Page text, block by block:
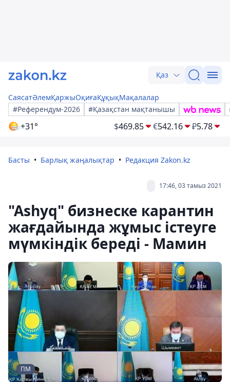
Қаз
СаясатӘлемҚаржыОқиғаҚұқықМақалалар
#Референдум-2026
#Қазақстан мақтанышы
+31° $469.85 €542.16 ₽5.78
Басты Барлық жаңалықтар Редакция Zakon.kz
17:46, 03 тамыз 2021
"Ashyq" бизнеске карантин
жағдайында жұмыс істеуге
мүмкіндік береді - Мамин
ПМ